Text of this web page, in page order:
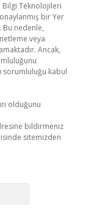
Bilgi Teknolojileri
bir Yer
Bu nedenle,
veya
Ancak,
sorumluluğu kabul
olduğunu
bildirmeniz
sitemizden